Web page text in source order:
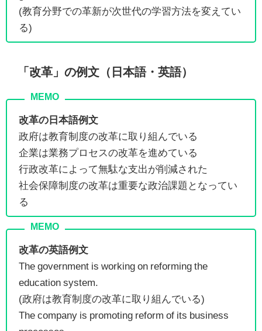
(教育分野での革新が次世代の学習方法を変えてい
る)
「改革」の例文（日本語・英語）
改革の日本語例文
政府は教育制度の改革に取り組んでいる
企業は業務プロセスの改革を進めている
行政改革によって無駄な支出が削減された
社会保障制度の改革は重要な政治課題となってい
る
改革の英語例文
The government is working on reforming the
education system.
(政府は教育制度の改革に取り組んでいる)
The company is promoting reform of its business